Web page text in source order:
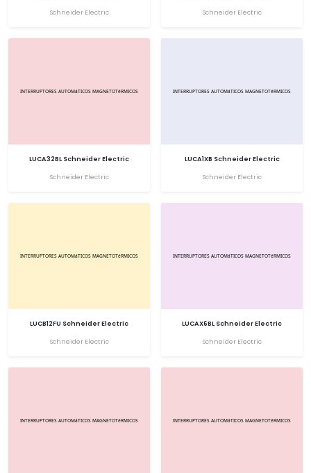
Schneider Electric
Schneider Electric
LUCA32BL Schneider Electric
Schneider Electric
LUCA1XB Schneider Electric
Schneider Electric
LUCB12FU Schneider Electric
Schneider Electric
LUCAX6BL Schneider Electric
Schneider Electric